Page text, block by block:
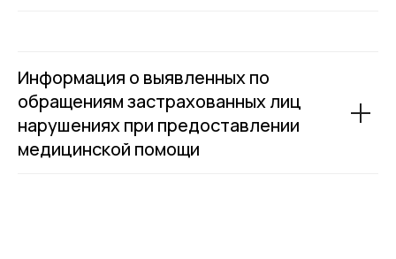
Информация о выявленных по
обращениям застрахованных лиц
нарушениях при предоставлении
медицинской помощи